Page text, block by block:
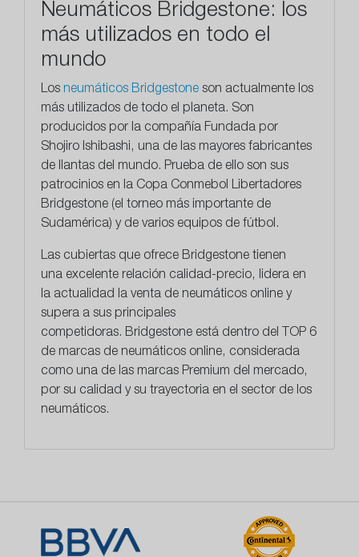
Neumáticos Bridgestone: los
más utilizados en todo el
mundo
Los neumáticos Bridgestone son actualmente los
más utilizados de todo el planeta. Son
producidos por la compañía Fundada por
Shojiro Ishibashi, una de las mayores fabricantes
de llantas del mundo. Prueba de ello son sus
patrocinios en la Copa Conmebol Libertadores
Bridgestone (el torneo más importante de
Sudamérica) y de varios equipos de fútbol.
Las cubiertas que ofrece Bridgestone tienen
una excelente relación calidad-precio, lidera en
la actualidad la venta de neumáticos online y
supera a sus principales
competidoras. Bridgestone está dentro del TOP 6
de marcas de neumáticos online, considerada
como una de las marcas Premium del mercado,
por su calidad y su trayectoria en el sector de los
neumáticos.